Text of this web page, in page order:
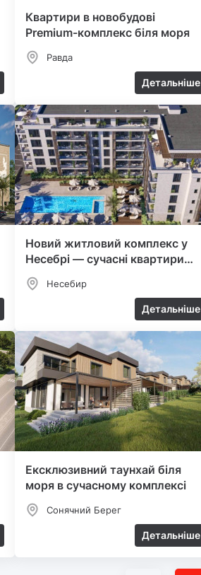
Квартири в новобудові
Premium-комплекс біля моря
Равда
Детальніше
Новий житловий комплекс у
Несебрі — сучасні квартири
біля моря
Несебир
Детальніше
Ексклюзивний таунхай біля
моря в сучасному комплексі
Сонячний Берег
Детальніше